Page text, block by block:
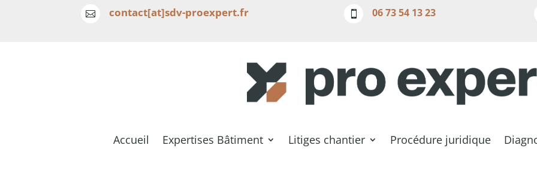
 contact[at]sdv-proexpert.fr  06 73 54 13 23
Accueil Expertises Bâtiment Litiges chantier Procédure juridique